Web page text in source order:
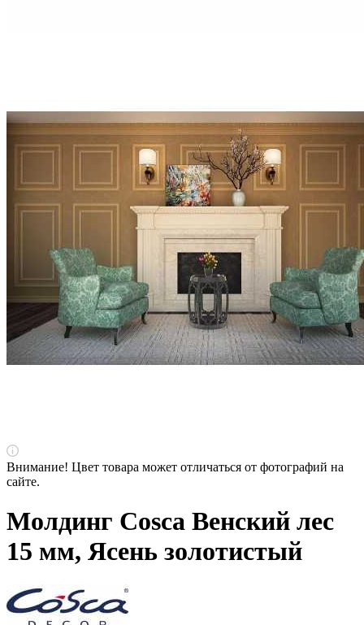
Внимание! Цвет товара может отличаться от фотографий на
сайте.
Молдинг Cosca Венский лес
15 мм, Ясень золотистый